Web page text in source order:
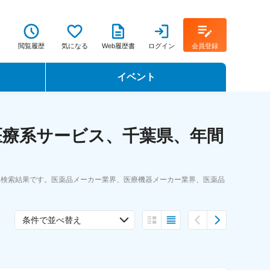
閲覧履歴 気になる Web履歴書 ログイン 会員登録
イベント
転職フェア
系サービス、千葉県、年間
索結果です。医薬品メーカー業界、医療機器メーカー業界、医薬品
条件で並べ替え